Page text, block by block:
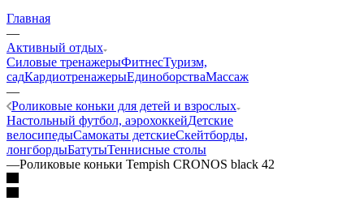
Главная
—
Активный отдых
Силовые тренажерыФитнесТуризм,
садКардиотренажерыЕдиноборстваМассаж
—
Роликовые коньки для детей и взрослых
Настольный футбол, аэрохоккейДетские
велосипедыСамокаты детскиеСкейтборды,
лонгбордыБатутыТеннисные столы
—Роликовые коньки Tempish CRONOS black 42